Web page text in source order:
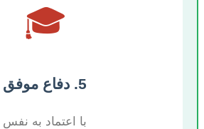
🎓
5. دفاع موفق
با اعتماد به نفس